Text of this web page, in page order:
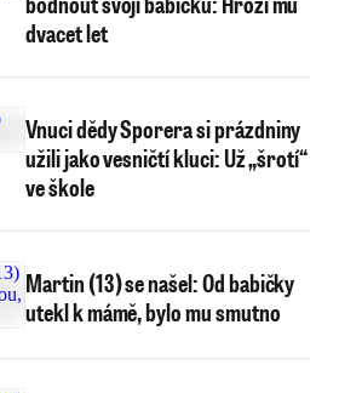
dvacet let
Vnuci dědy Sporera si prázdniny
užili jako vesničtí kluci: Už „šrotí“
ve škole
Martin (13) se našel: Od babičky
utekl k mámě, bylo mu smutno